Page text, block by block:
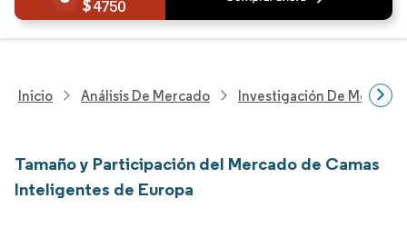
4750
Inicio Análisis De Mercado Investigación De Mejoras
Tamaño y Participación del Mercado de Camas
Inteligentes de Europa